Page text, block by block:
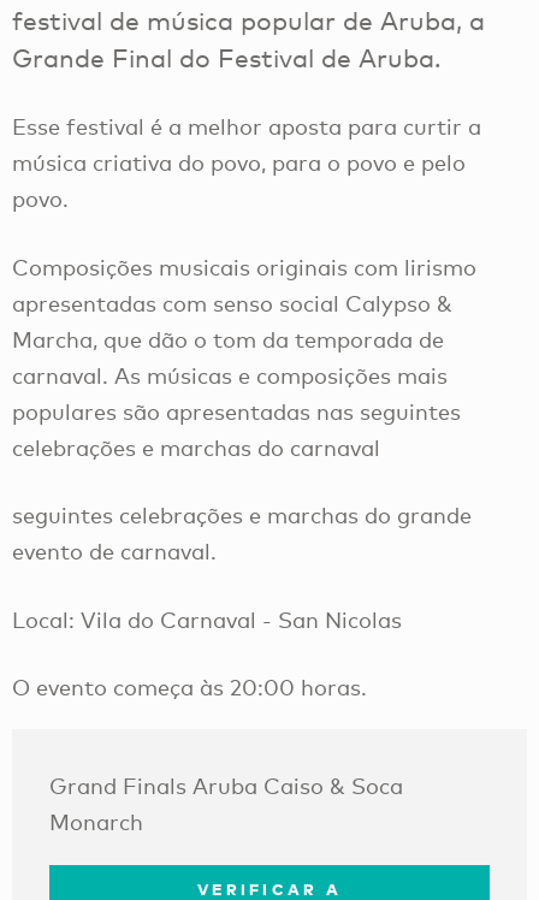
festival de música popular de Aruba, a
Grande Final do Festival de Aruba.
Esse festival é a melhor aposta para curtir a
música criativa do povo, para o povo e pelo
povo.
Composições musicais originais com lirismo
apresentadas com senso social Calypso &
Marcha, que dão o tom da temporada de
carnaval. As músicas e composições mais
populares são apresentadas nas seguintes
celebrações e marchas do carnaval
seguintes celebrações e marchas do grande
evento de carnaval.
Local: Vila do Carnaval - San Nicolas
O evento começa às 20:00 horas.
Grand Finals Aruba Caiso & Soca
Monarch
VERIFICAR A